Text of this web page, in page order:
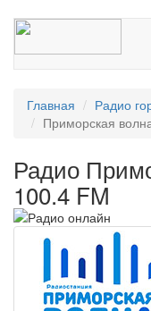
Главная Радио
Приморская
Радио
100.4 FM